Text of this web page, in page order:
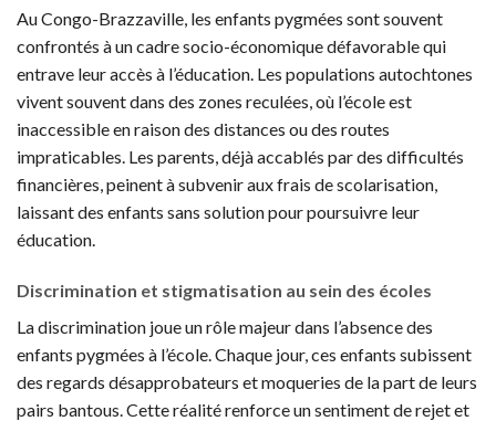
Au Congo-Brazzaville, les enfants pygmées sont souvent
confrontés à un cadre socio-économique défavorable qui
entrave leur accès à l’éducation. Les populations autochtones
vivent souvent dans des zones reculées, où l’école est
inaccessible en raison des distances ou des routes
impraticables. Les parents, déjà accablés par des difficultés
financières, peinent à subvenir aux frais de scolarisation,
laissant des enfants sans solution pour poursuivre leur
éducation.
Discrimination et stigmatisation au sein des écoles
La discrimination joue un rôle majeur dans l’absence des
enfants pygmées à l’école. Chaque jour, ces enfants subissent
des regards désapprobateurs et moqueries de la part de leurs
pairs bantous. Cette réalité renforce un sentiment de rejet et